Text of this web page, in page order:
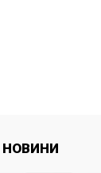
НОВИНИ